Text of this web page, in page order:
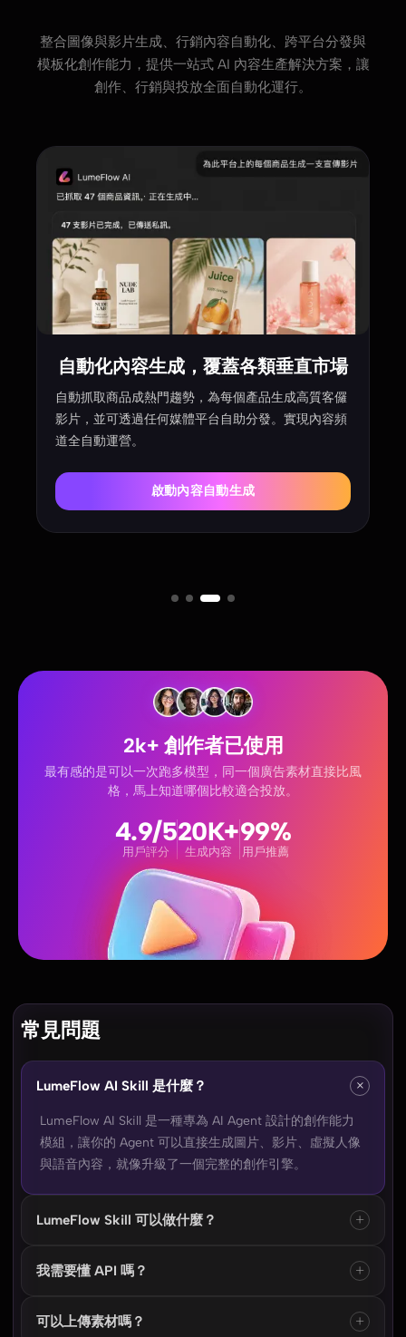
整合圖像與影片生成、行銷內容自動化、跨平台分發與
模板化創作能力，提供一站式 AI 內容生產解決方案，讓
創作、行銷與投放全面自動化運行。
自動化內容生成，覆蓋各類垂直市場
自動抓取商品成熱門趨勢，為每個產品生成高質客儸
影片，並可透過任何媒體平台自助分發。實現內容頻
道全自動運營。
啟動內容自動生成
2k+ 創作者已使用
最有感的是可以一次跑多模型，同一個廣告素材直接比風
格，馬上知道哪個比較適合投放。
4.9/5
用戶評分
20K+
生成内容
99%
用戶推薦
常見問題
LumeFlow AI Skill 是什麼？ ×
LumeFlow AI Skill 是一種專為 AI Agent 設計的創作能力
模組，讓你的 Agent 可以直接生成圖片、影片、虛擬人像
與語音內容，就像升級了一個完整的創作引擎。
LumeFlow Skill 可以做什麼？ +
圖片生成、影片製作、角色內容與影音素材輸出，適用於
我需要懂 API 嗎？ +
描述需求，AI Agent 會自動完成模型選擇與生成流程，無
可以上傳素材嗎？ +